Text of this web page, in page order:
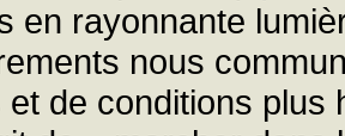
en rayonnante
nous
de conditions